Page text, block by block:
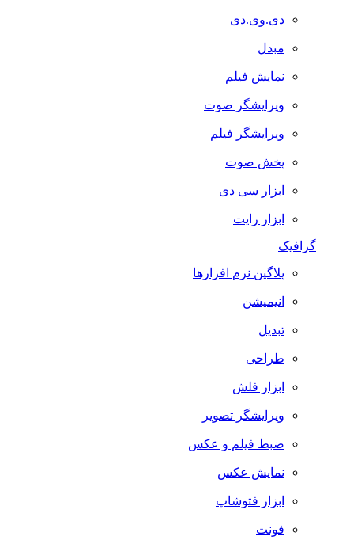
دی.وی.دی
مبدل
نمایش فیلم
ویرایشگر صوت
ویرایشگر فیلم
پخش صوت
ابزار سی دی
ابزار رایت
گرافیک
پلاگین نرم افزارها
انیمیشن
تبدیل
طراحی
ابزار فلش
ویرایشگر تصویر
ضبط فيلم و عكس
نمایش عکس
ابزار فتوشاپ
فونت